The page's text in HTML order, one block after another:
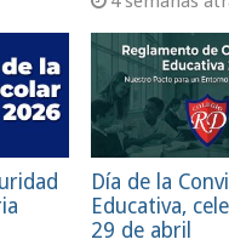
Día de la
Educativa,
29 de abril